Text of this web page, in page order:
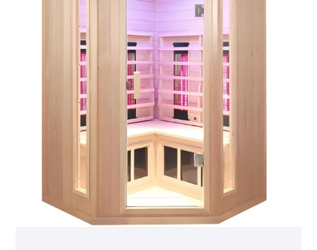
ruangan gelombang cahya 2 wong uga dilengkapi
fungsi tambahan kayata musik, bar oksigen, lan
lampu maca, nambah pengalaman pangguna.
Produk iki cocog kanggo digunakake ing omah,
salon kecantikan, pusat kesehatan, lan papan
liyane, lan minangka pilihan sing cocog kanggo
wong modern kanggo ngupayakake gaya urip sing
sehat.